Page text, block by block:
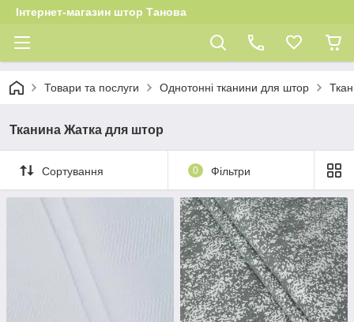
Інтернет-магазин штор Танова
Товари та послуги Однотонні тканини для штор
Тканина Жатка для штор
Сортування 0 Фільтри